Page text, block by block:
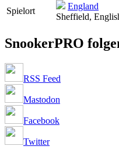
Spielort
England
Sheffield,
SnookerPRO
RSS Feed
Mastodon
Facebook
Twitter